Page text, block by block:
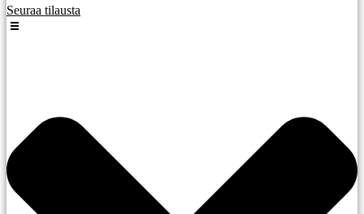
Seuraa tilausta